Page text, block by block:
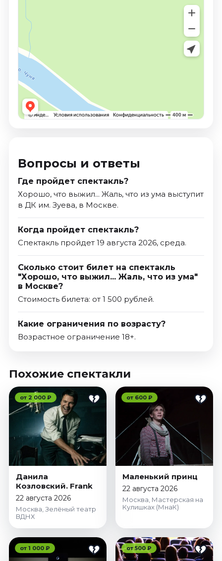
Вопросы и ответы
Где пройдет спектакль?
Хорошо, что выжил... Жаль, что из ума выступит
в ДК им. Зуева, в Москве.
Когда пройдет спектакль?
Спектакль пройдет 19 августа 2026, среда.
Сколько стоит билет на спектакль
"Хорошо, что выжил... Жаль, что из ума"
в Москве?
Стоимость билета: от 1 500 рублей.
Какие ограничения по возрасту?
Возрастное ограничение 18+.
Похожие спектакли
от 2 000 ₽
Данила
Козловский. Frank
22 августа 2026
Москва, Зелёный театр
ВДНХ
от 600 ₽
Маленький принц
22 августа 2026
Москва, Мастерская на
Кулишках (МнаК)
от 1 000 ₽ от 500 ₽